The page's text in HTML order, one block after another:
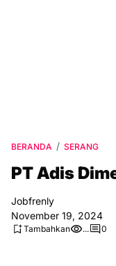
BERANDA SERANG
PT Adis
Jobfrenly
November 19, 2024
Tambahkan ... 0